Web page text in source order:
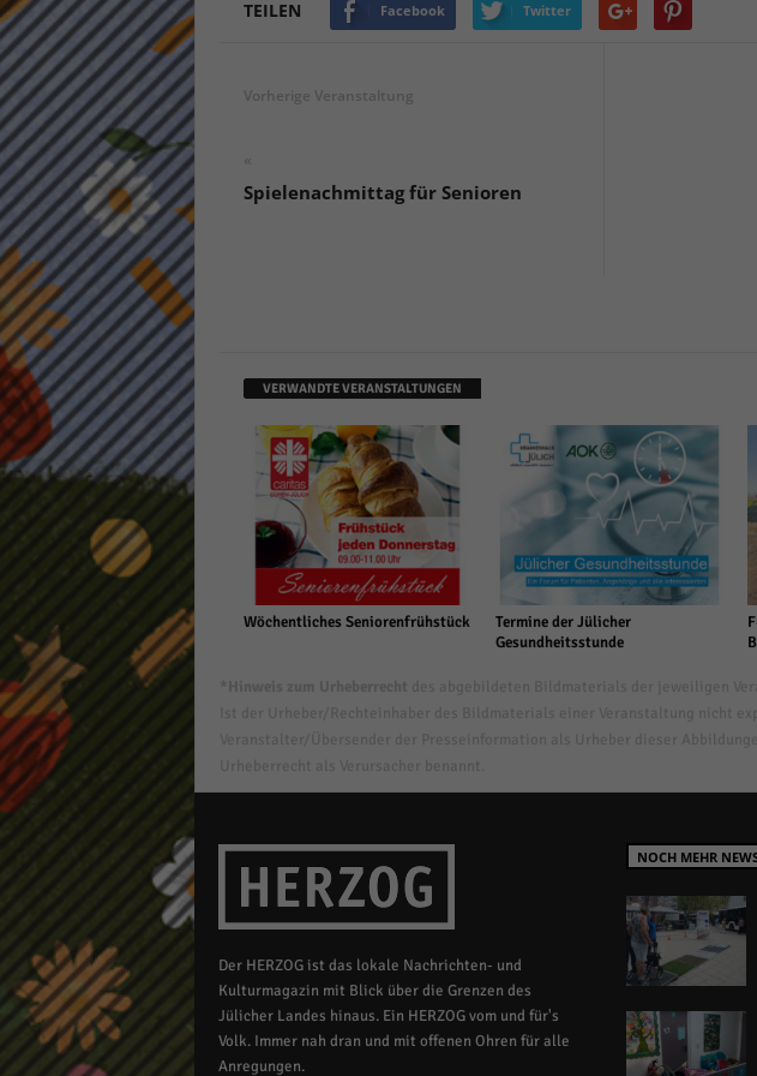
TEILEN Facebook Twitter
Vorherige Veranstaltung
«
Spielenachmittag für Senioren
VERWANDTE VERANSTALTUNGEN
Wöchentliches Seniorenfrühstück
Termine der Jülicher
Gesundheitsstunde
Der HERZOG ist das lokale Nachrichten- und
Kulturmagazin mit Blick über die Grenzen des
Jülicher Landes hinaus. Ein HERZOG vom und für's
Volk. Immer nah dran und mit offenen Ohren für alle
Anregungen.
NOCH MEHR
keiner manuellen Einwilligung mehr.